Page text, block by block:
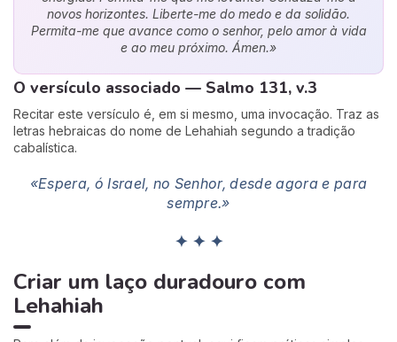
novos horizontes. Liberte-me do medo e da solidão.
Permita-me que avance como o senhor, pelo amor à vida
e ao meu próximo. Ámen.»
O versículo associado — Salmo 131, v.3
Recitar este versículo é, em si mesmo, uma invocação. Traz as
letras hebraicas do nome de Lehahiah segundo a tradição
cabalística.
«Espera, ó Israel, no Senhor, desde agora e para
sempre.»
✦ ✦ ✦
Criar um laço duradouro com
Lehahiah